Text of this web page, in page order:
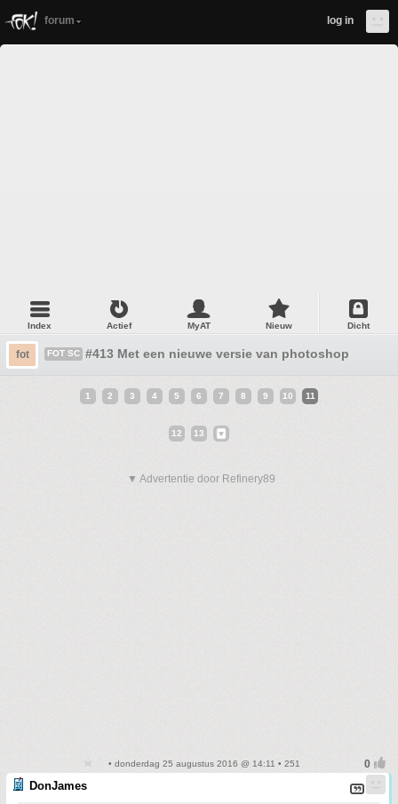
forum log in
Index Actief MyAT Nieuw Dicht
fot FOT SC #413 Met een nieuwe versie van photoshop
1 2 3 4 5 6 7 8 9 10 11
12 13
▼ Advertentie door Refinery89
• donderdag 25 augustus 2016 @ 14:11 • 251
DonJames